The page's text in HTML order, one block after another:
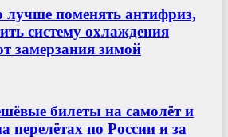
лучше поменять антифриз,
систему охлаждения
замерзания зимой
билеты на самолёт и
перелётах по России и за